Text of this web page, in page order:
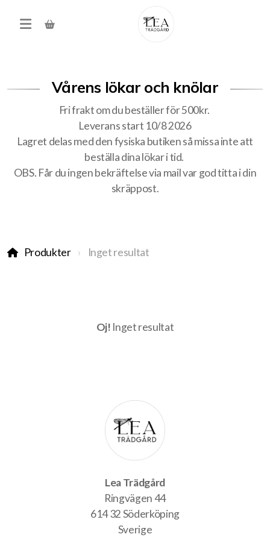
Vårens lökar och knölar
Fri frakt om du beställer för 500kr.
Leverans start 10/8 2026
Lagret delas med den fysiska butiken så missa inte att
beställa dina lökar i tid.
OBS. Får du ingen bekräftelse via mail var god titta i din
skräppost.
Produkter Inget resultat
Oj! Inget resultat
Lea Trädgård
Ringvägen 44
614 32 Söderköping
Sverige
Produkter